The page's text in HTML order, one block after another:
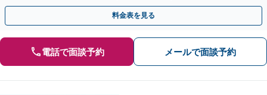
く親身に寄り添います【天満橋駅1分】
料金表を見る
電話で面談予約 メールで面談予約